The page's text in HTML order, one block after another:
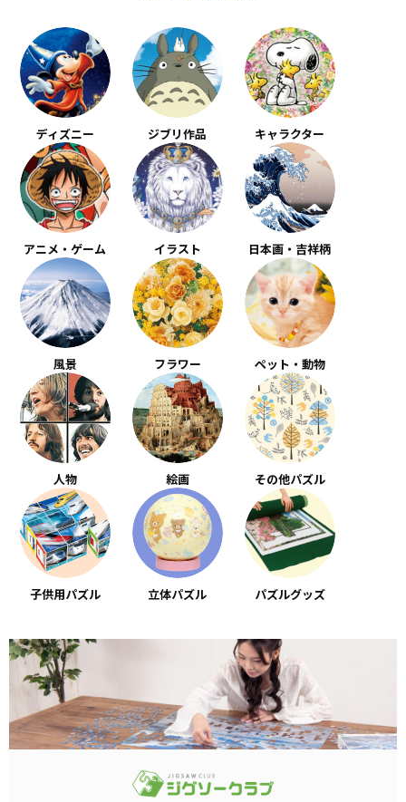
ディズニー ジブリ作品 キャラクター
アニメ・ゲーム イラスト 日本画・吉祥柄
風景 フラワー ペット・動物
人物 絵画 その他パズル
子供用パズル 立体パズル パズルグッズ